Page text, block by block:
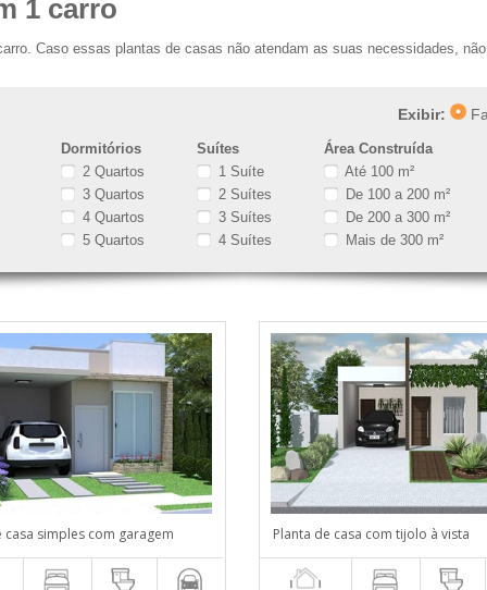
1 carro
Caso essas plantas de casas não atendam as suas necessidades,
Exibir:
Dormitórios
2 Quartos
3 Quartos
4 Quartos
5 Quartos
Suítes
1 Suíte
2 Suítes
3 Suítes
4 Suítes
Área Construída
Até 100 m²
De 100 a 200 m²
De 200 a 300 m²
Mais de 300 m²
casa simples com garagem Planta de casa com tijolo à vista